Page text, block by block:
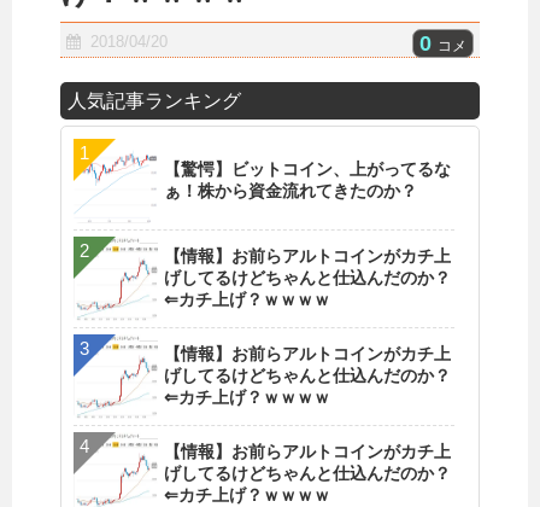
2018/04/20 0 コメ
人気記事ランキング
【驚愕】ビットコイン、上がってるな
ぁ！株から資金流れてきたのか？
【情報】お前らアルトコインがカチ上
げしてるけどちゃんと仕込んだのか？
⇐カチ上げ？ｗｗｗｗ
【情報】お前らアルトコインがカチ上
げしてるけどちゃんと仕込んだのか？
⇐カチ上げ？ｗｗｗｗ
【情報】お前らアルトコインがカチ上
げしてるけどちゃんと仕込んだのか？
⇐カチ上げ？ｗｗｗｗ